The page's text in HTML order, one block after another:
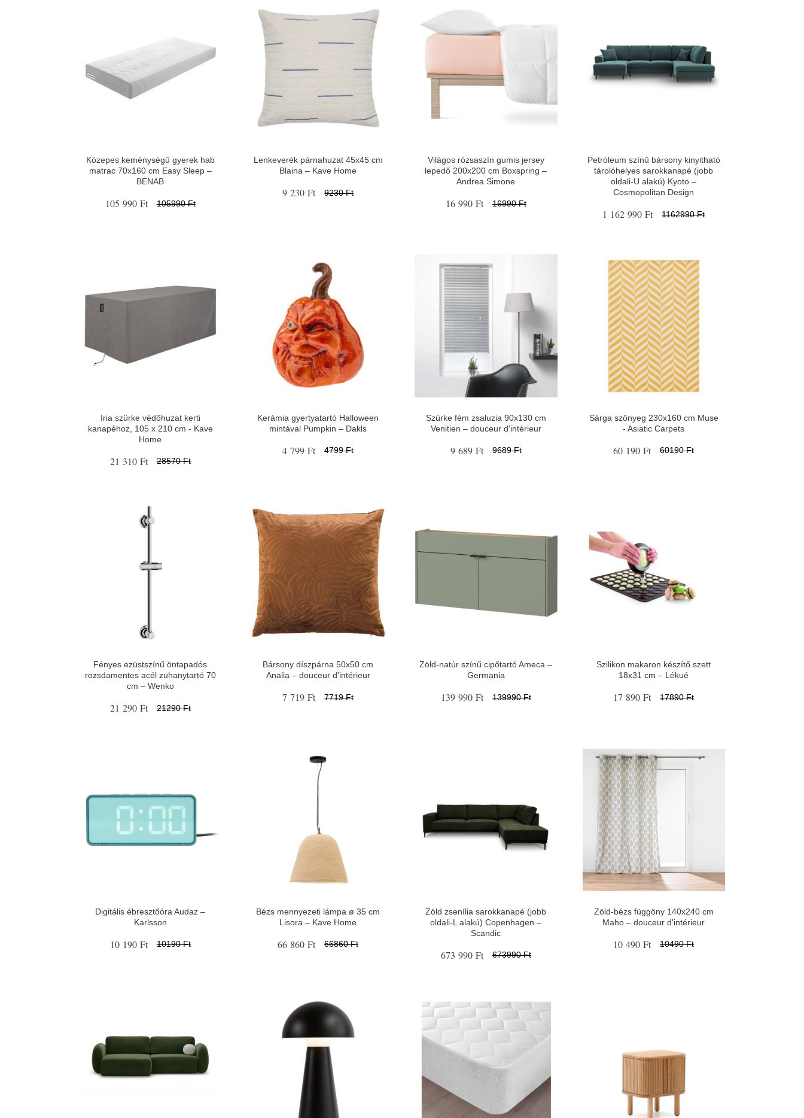
Közepes keménységű gyerek hab
matrac 70x160 cm Easy Sleep –
BENAB
105 990 Ft 105990 Ft
Lenkeverék párnahuzat 45x45 cm
Blaina – Kave Home
9 230 Ft 9230 Ft
Világos rózsaszín gumis jersey
lepedő 200x200 cm Boxspring –
Andrea Simone
16 990 Ft 16990 Ft
Petróleum színű bársony kinyitható
tárolóhelyes sarokkanapé (jobb
oldali-U alakú) Kyoto –
Cosmopolitan Design
1 162 990 Ft 1162990 Ft
Iria szürke védőhuzat kerti
kanapéhoz, 105 x 210 cm - Kave
Home
21 310 Ft 28570 Ft
Kerámia gyertyatartó Halloween
mintával Pumpkin – Dakls
4 799 Ft 4799 Ft
Szürke fém zsaluzia 90x130 cm
Venitien – douceur d'intérieur
9 689 Ft 9689 Ft
Sárga szőnyeg 230x160 cm Muse
- Asiatic Carpets
60 190 Ft 60190 Ft
Fényes ezüstszínű öntapadós
rozsdamentes acél zuhanytartó 70
cm – Wenko
21 290 Ft 21290 Ft
Bársony díszpárna 50x50 cm
Analia – douceur d'intérieur
7 719 Ft 7719 Ft
Zöld-natúr színű cipőtartó Ameca –
Germania
139 990 Ft 139990 Ft
Szilikon makaron készítő szett
18x31 cm – Lékué
17 890 Ft 17890 Ft
Digitális ébresztőóra Audaz –
Karlsson
10 190 Ft 10190 Ft
Bézs mennyezeti lámpa ø 35 cm
Lisora – Kave Home
66 860 Ft 66860 Ft
Zöld zsenília sarokkanapé (jobb
oldali-L alakú) Copenhagen –
Scandic
673 990 Ft 673990 Ft
Zöld-bézs függöny 140x240 cm
Maho – douceur d'intérieur
10 490 Ft 10490 Ft